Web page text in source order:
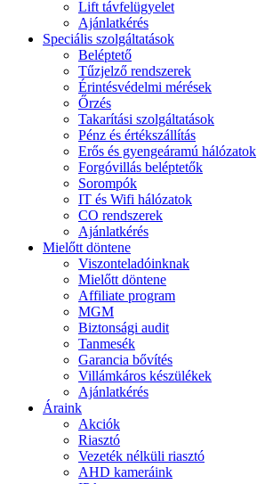
Lift távfelügyelet
Ajánlatkérés
Speciális szolgáltatások
Beléptető
Tűzjelző rendszerek
Érintésvédelmi mérések
Őrzés
Takarítási szolgáltatások
Pénz és értékszállítás
Erős és gyengeáramú hálózatok
Forgóvillás beléptetők
Sorompók
IT és Wifi hálózatok
CO rendszerek
Ajánlatkérés
Mielőtt döntene
Viszonteladóinknak
Mielőtt döntene
Affiliate program
MGM
Biztonsági audit
Tanmesék
Garancia bővítés
Villámkáros készülékek
Ajánlatkérés
Áraink
Akciók
Riasztó
Vezeték nélküli riasztó
AHD kameráink